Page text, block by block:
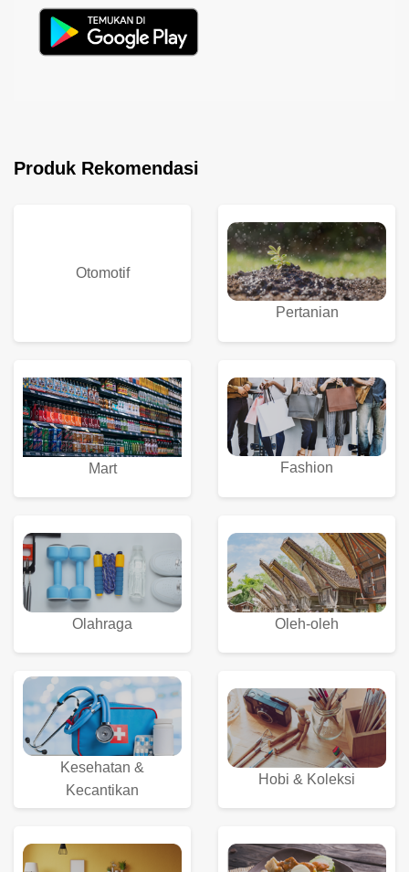
Produk Rekomendasi
Otomotif
Pertanian
Mart Fashion
Olahraga Oleh-oleh
Kesehatan &
Kecantikan
Hobi & Koleksi